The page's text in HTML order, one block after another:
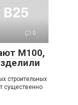
0
М100,
строительных
существенно